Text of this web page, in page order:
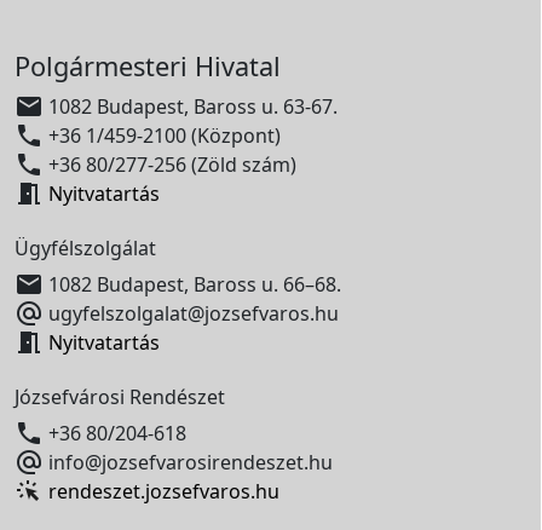
Polgármesteri Hivatal
 1082 Budapest, Baross u. 63-67.
 +36 1/459-2100 (Központ)
 +36 80/277-256 (Zöld szám)
 Nyitvatartás
Ügyfélszolgálat
 1082 Budapest, Baross u. 66–68.
 ugyfelszolgalat@jozsefvaros.hu
 Nyitvatartás
Józsefvárosi Rendészet
 +36 80/204-618
 info@jozsefvarosirendeszet.hu
rendeszet.jozsefvaros.hu